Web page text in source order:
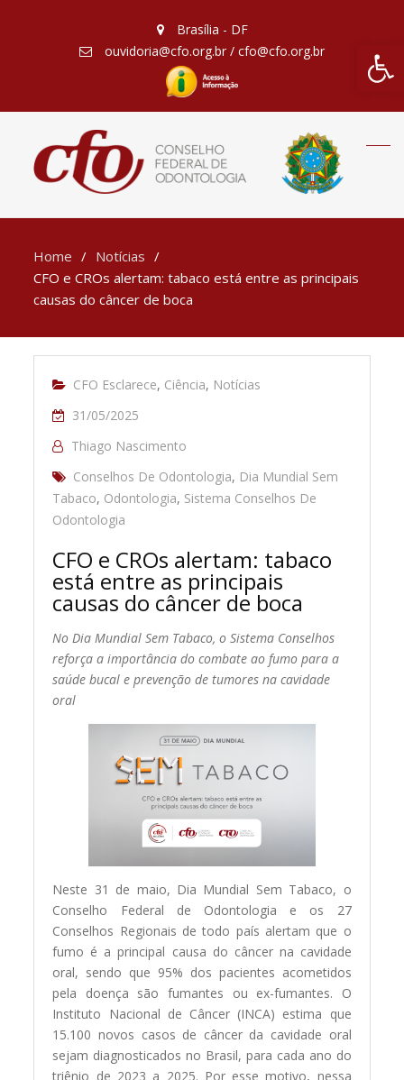
Barra
Brasília - DF
ouvidoria@cfo.org.br / cfo@cfo.org.br
Home
Notícias
CFO e CROs alertam: tabaco está entre as principais
causas do câncer de boca
CFO Esclarece, Ciência, Notícias
31/05/2025
Thiago Nascimento
Conselhos De Odontologia, Dia Mundial Sem
Tabaco, Odontologia, Sistema Conselhos De
Odontologia
CFO e CROs alertam: tabaco
está entre as principais
causas do câncer de boca
No Dia Mundial Sem Tabaco, o Sistema Conselhos
reforça a importância do combate ao fumo para a
saúde bucal e prevenção de tumores na cavidade
oral
Neste 31 de maio, Dia Mundial Sem Tabaco, o
Conselho Federal de Odontologia e os 27
Conselhos Regionais de todo país alertam que o
fumo é a principal causa do câncer na cavidade
oral, sendo que 95% dos pacientes acometidos
pela doença são fumantes ou ex-fumantes. O
Instituto Nacional de Câncer (INCA) estima que
15.100 novos casos de câncer da cavidade oral
sejam diagnosticados no Brasil, para cada ano do
triênio de 2023 a 2025. Por esse motivo, nessa